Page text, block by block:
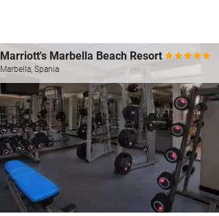
Marriott's Marbella Beach Resort
Marbella, Spania